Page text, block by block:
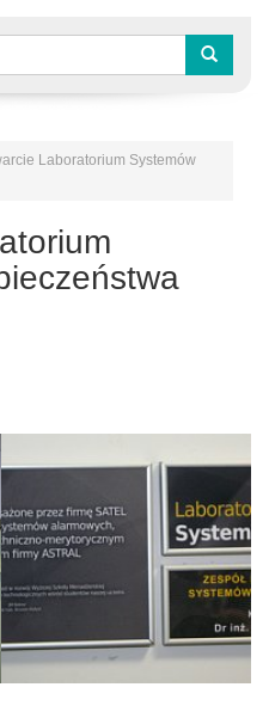
Laboratorium Systemów